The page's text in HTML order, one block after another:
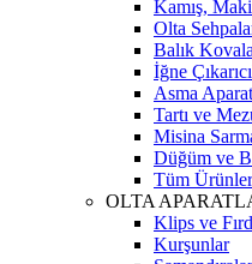
Kamış,
Olta
Balık
İğne
Asma
Tartı ve
Misina
Düğüm ve
Tüm Ürünler
OLTA
Klips ve
Kurşunlar